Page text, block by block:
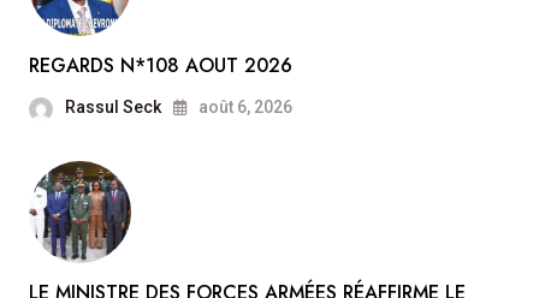
REGARDS N*108 AOUT 2026
Rassul Seck août 6, 2026